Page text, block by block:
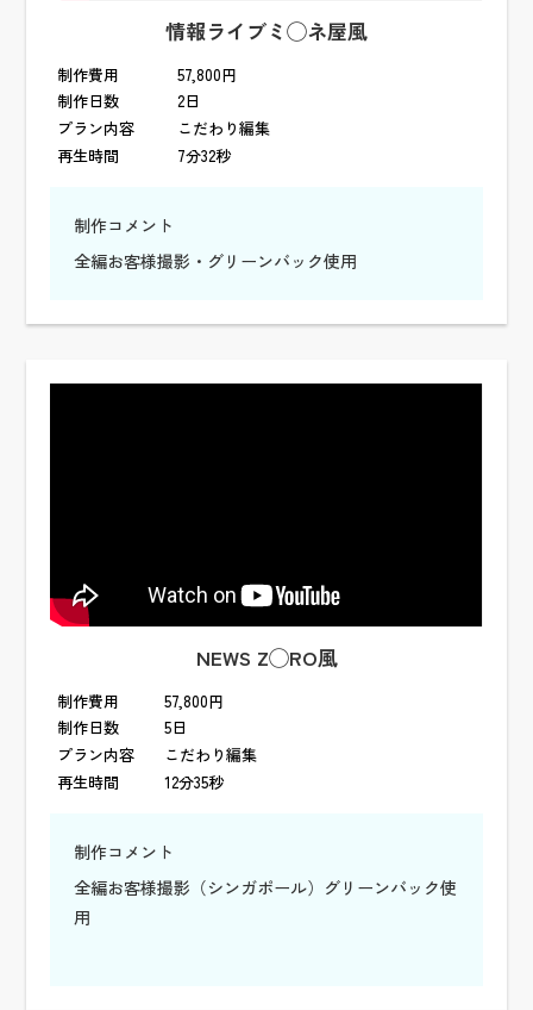
情報ライブミ◯ネ屋風
制作費用
57,800円
制作日数
2日
プラン内容
再生時間
こだわり編集
7分32秒
制作コメント
全編お客様撮影・グリーンバック使用
NEWS Z◯RO風
制作費用
57,800円
制作日数
5日
プラン内容
再生時間
こだわり編集
12分35秒
制作コメント
全編お客様撮影（シンガポール）グリーンバック使
用